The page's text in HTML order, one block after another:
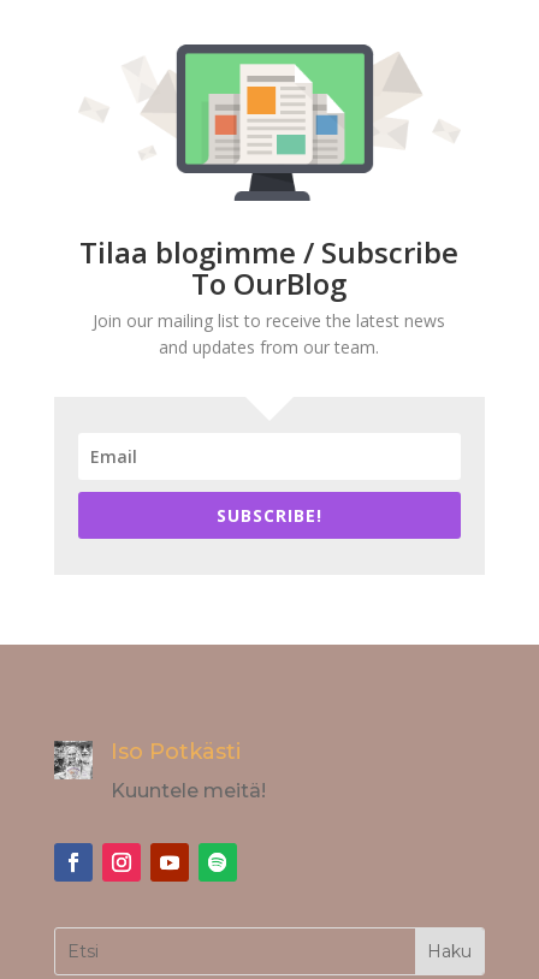
Tilaa blogimme / Subscribe
To OurBlog
Join our mailing list to receive the latest news
and updates from our team.
SUBSCRIBE!
Iso Potkästi
Kuuntele meitä!